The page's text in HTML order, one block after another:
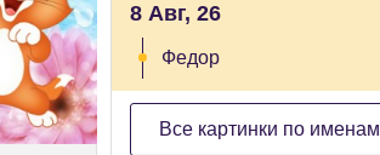
8 Авг, 26
Федор
Все картинки по именам